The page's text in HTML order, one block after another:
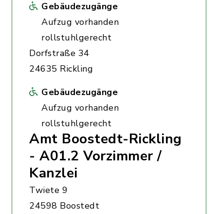
Gebäudezugänge
Aufzug vorhanden
rollstuhlgerecht
Dorfstraße 34
24635 Rickling
Gebäudezugänge
Aufzug vorhanden
rollstuhlgerecht
Amt Boostedt-Rickling
- A01.2 Vorzimmer /
Kanzlei
Twiete 9
24598 Boostedt